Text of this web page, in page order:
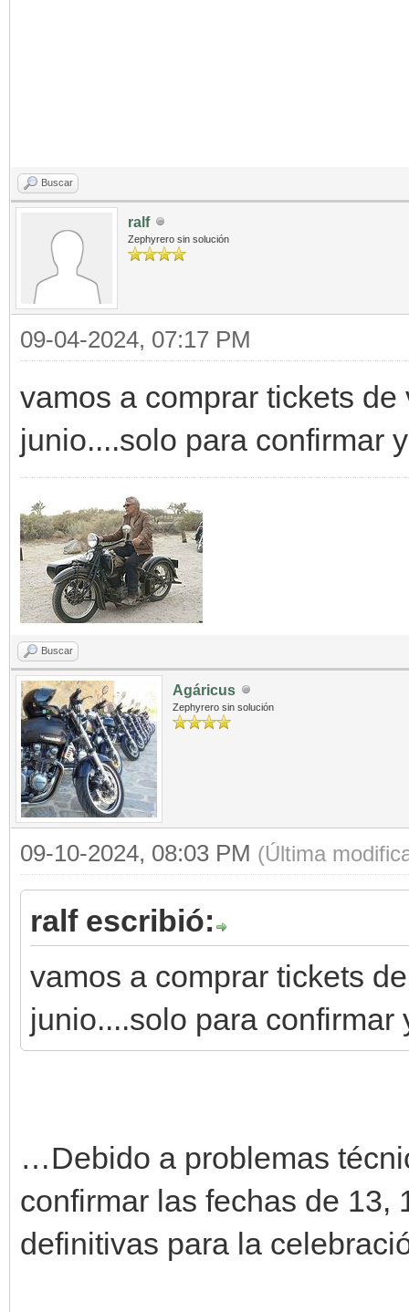
Buscar
ralf
Zephyrero sin solución
09-04-2024, 07:17 PM
vamos a comprar tickets
junio....solo para confirmar
Buscar
Agáricus
Zephyrero sin solución
09-10-2024, 08:03 PM (Última
ralf escribió:
vamos a comprar tickets
junio....solo para
…Debido a problemas
confirmar las fechas de 13,
definitivas para la